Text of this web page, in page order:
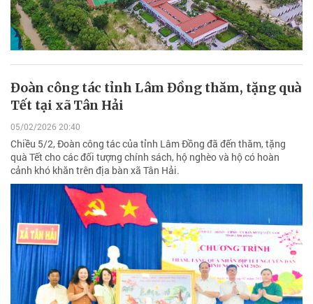
Đoàn công tác tỉnh Lâm Đồng thăm, tặng quà
Tết tại xã Tân Hải
05/02/2026 20:40
Chiều 5/2, Đoàn công tác của tỉnh Lâm Đồng đã đến thăm, tặng
quà Tết cho các đối tượng chính sách, hộ nghèo và hộ có hoàn
cảnh khó khăn trên địa bàn xã Tân Hải.